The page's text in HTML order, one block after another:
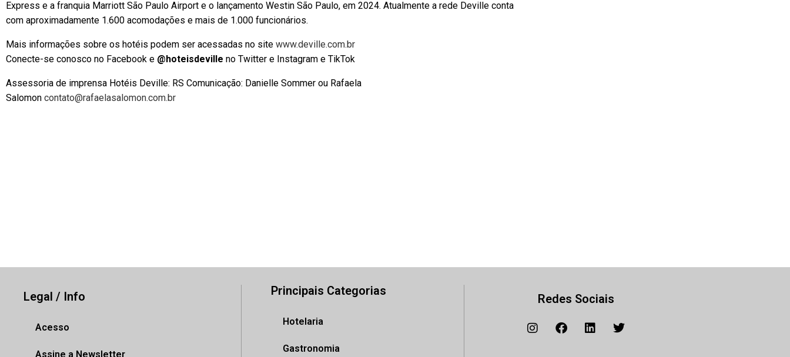
Express e a franquia Marriott São Paulo Airport e o lançamento Westin São Paulo, em 2024. Atualmente a rede Deville conta
com aproximadamente 1.600 acomodações e mais de 1.000 funcionários.
Mais informações sobre os hotéis podem ser acessadas no site www.deville.com.br
Conecte-se conosco no Facebook e @hoteisdeville no Twitter e Instagram e TikTok
Assessoria de imprensa Hotéis Deville: RS Comunicação: Danielle Sommer ou Rafaela
Salomon contato@rafaelasalomon.com.br
Legal / Info
Acesso
Assine a Newsletter
Principais Categorias
Hotelaria
Gastronomia
Redes Sociais